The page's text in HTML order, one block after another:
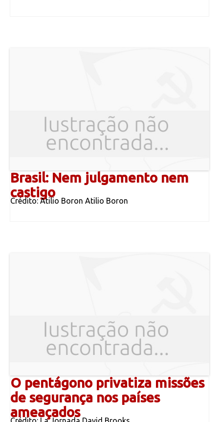
Brasil: Nem julgamento nem
castigo
Crédito: Atilio Boron Atilio Boron
O pentágono privatiza missões
de segurança nos países
ameaçados